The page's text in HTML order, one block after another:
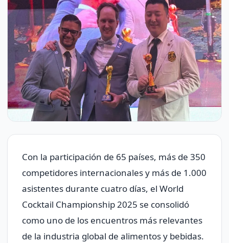
Con la participación de 65 países, más de 350
competidores internacionales y más de 1.000
asistentes durante cuatro días, el World
Cocktail Championship 2025 se consolidó
como uno de los encuentros más relevantes
de la industria global de alimentos y bebidas.